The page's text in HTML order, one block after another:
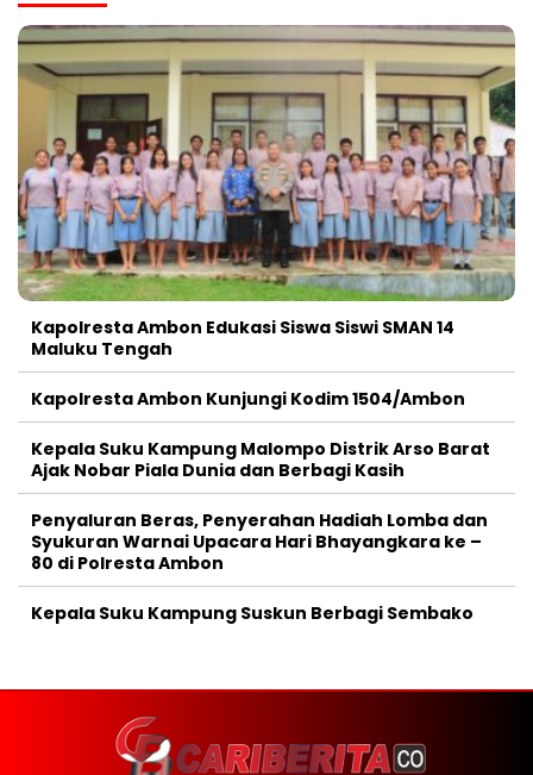
Kapolresta Ambon Edukasi Siswa Siswi SMAN 14
Maluku Tengah
Kapolresta Ambon Kunjungi Kodim 1504/Ambon
Kepala Suku Kampung Malompo Distrik Arso Barat
Ajak Nobar Piala Dunia dan Berbagi Kasih
Penyaluran Beras, Penyerahan Hadiah Lomba dan
Syukuran Warnai Upacara Hari Bhayangkara ke –
80 di Polresta Ambon
Kepala Suku Kampung Suskun Berbagi Sembako